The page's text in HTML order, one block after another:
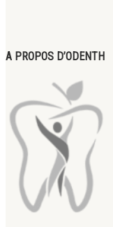
A PROPOS D’ODENTH